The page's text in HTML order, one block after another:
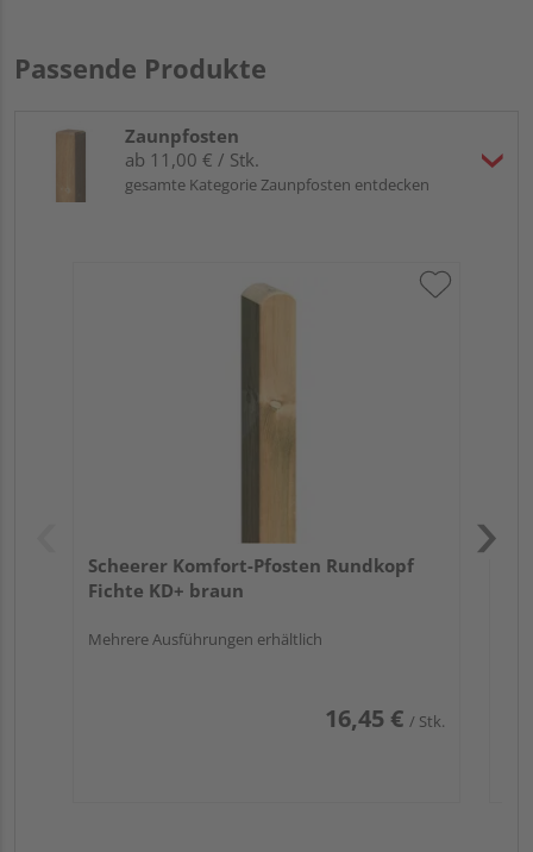
Passende Produkte
Zaunpfosten
ab 11,00 € / Stk.
gesamte Kategorie Zaunpfosten entdecken
Scheerer Komfort-Pfosten Rundkopf
Fichte KD+ braun
Mehrere Ausführungen erhältlich
16,45 € / Stk.